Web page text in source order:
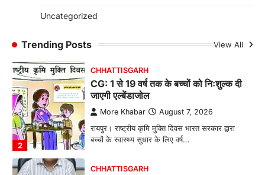
Uncategorized
Trending Posts View All
बनाने की दिशा में जिले के नगरी…
2
CHHATTISGARH
CG: 1 से 19 वर्ष तक के बच्चों को निःशुल्क दी
जाएगी एल्बेंडाजोल
More Khabar August 7, 2026
रायपुर। राष्ट्रीय कृमि मुक्ति दिवस भारत सरकार द्वारा
बच्चों के स्वास्थ्य सुधार के लिए वर्ष…
CHHATTISGARH